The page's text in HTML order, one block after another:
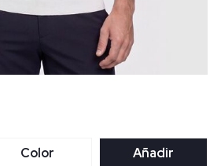
Color Añadir